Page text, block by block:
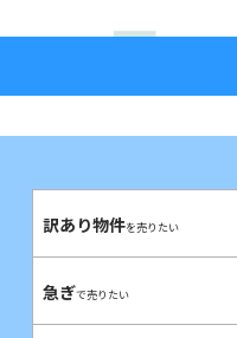
訳あり物件を売りたい
急ぎで売りたい